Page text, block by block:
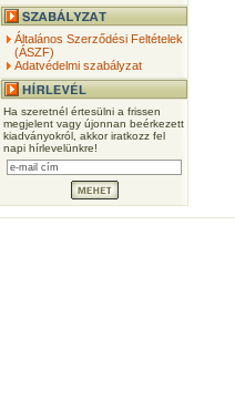
Általános Szerződési Feltételek
(ÁSZF)
Adatvédelmi szabályzat
Ha szeretnél értesülni a frissen
megjelent vagy újonnan beérkezett
kiadványokról, akkor iratkozz fel
napi hírlevelünkre!